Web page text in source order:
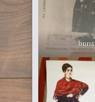
burst